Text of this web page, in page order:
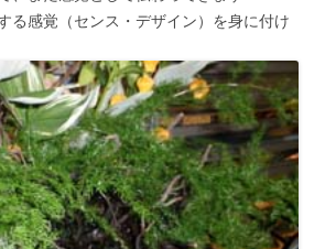
る感覚（センス・デザイン）を身に付け